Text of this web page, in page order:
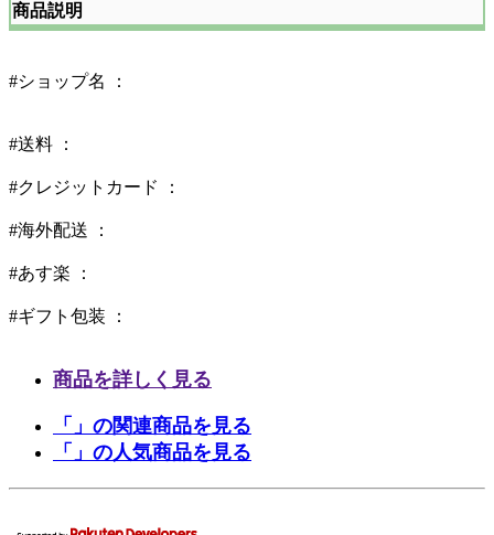
商品説明
#ショップ名 ：
#送料 ：
#クレジットカード ：
#海外配送 ：
#あす楽 ：
#ギフト包装 ：
商品を詳しく見る
「」の関連商品を見る
「」の人気商品を見る